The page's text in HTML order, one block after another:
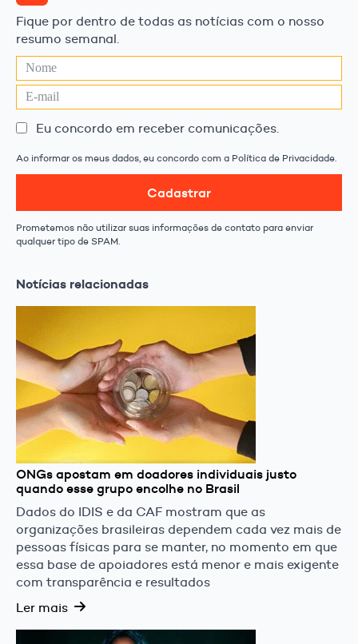
Fique por dentro de todas as notícias com o nosso
resumo semanal.
Eu concordo em receber comunicações.
Ao informar os meus dados, eu concordo com a Política de Privacidade.
Cadastrar
Prometemos não utilizar suas informações de contato para enviar
qualquer tipo de SPAM.
Notícias relacionadas
ONGs apostam em doadores individuais justo
quando esse grupo encolhe no Brasil
Dados do IDIS e da CAF mostram que as
organizações brasileiras dependem cada vez mais de
pessoas físicas para se manter, no momento em que
essa base de apoiadores está menor e mais exigente
com transparência e resultados
Ler mais